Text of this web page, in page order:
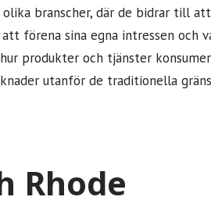
branscher, där de bidrar till
förena sina egna intressen och
produkter och tjänster
utanför de traditionella
Rhode